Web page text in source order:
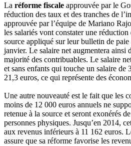
La réforme fiscale approuvée par le
réduction des taux et des tranches de
approuvée par l’équipe de Mariano
les salariés vont constater une
source appliqué sur leur bulletin de
janvier. Le salaire net augmentera ainsi
majorité des contribuables. Le salaire
et sans enfants qui touche un salaire de
21,3 euros, ce qui représente des
Une autre nouveauté est le fait que les
moins de 12 000 euros annuels ne
retenue à la source et seront exonérés
personnes physiques. Jusqu’en 2014,
aux revenus inférieurs à 11 162 euros.
assure que sa réforme favorise les